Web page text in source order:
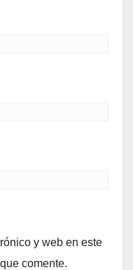
y web en este
comente.